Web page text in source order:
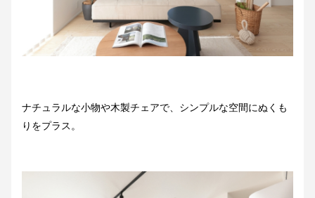
ナチュラルな小物や木製チェアで、シンプルな空間にぬくも
りをプラス。